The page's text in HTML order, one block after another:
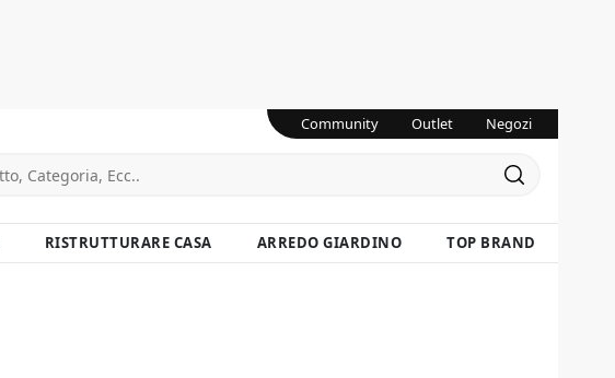
Community Outlet Negozi
RISTRUTTURARE CASA ARREDO GIARDINO TOP BRAND